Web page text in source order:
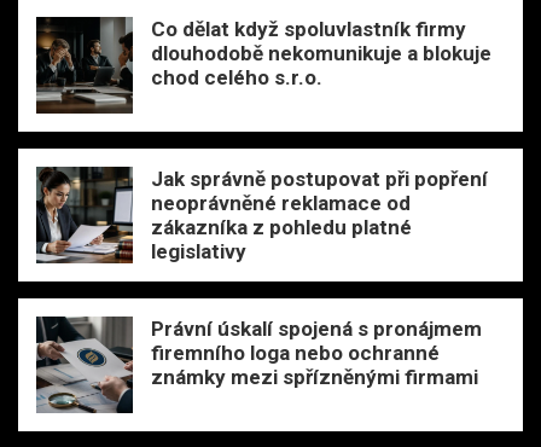
Co dělat když spoluvlastník firmy
dlouhodobě nekomunikuje a blokuje
chod celého s.r.o.
Jak správně postupovat při popření
neoprávněné reklamace od
zákazníka z pohledu platné
legislativy
Právní úskalí spojená s pronájmem
firemního loga nebo ochranné
známky mezi spřízněnými firmami